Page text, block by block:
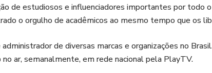
de estudiosos e influenciadores importantes por todo
o orgulho de acadêmicos ao mesmo tempo que os
de diversas marcas e organizações no
ar, semanalmente, em rede nacional pela PlayTV.